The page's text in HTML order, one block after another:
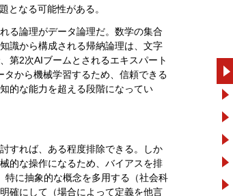
となる可能性がある。
る論理がデータ論理だ。数学の集合
識から構成される帰納論理は、文字
第2次AIブームとされるエキスパート
から機械学習するため、信頼できる
的な能力を超える段階になってい
すれば、ある程度排除できる。しか
的な操作になるため、バイアスを排
に抽象的な概念を多用する（社会科
確にして（場合によって定義を他言